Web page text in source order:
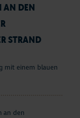
AN DEN
STRAND
an den